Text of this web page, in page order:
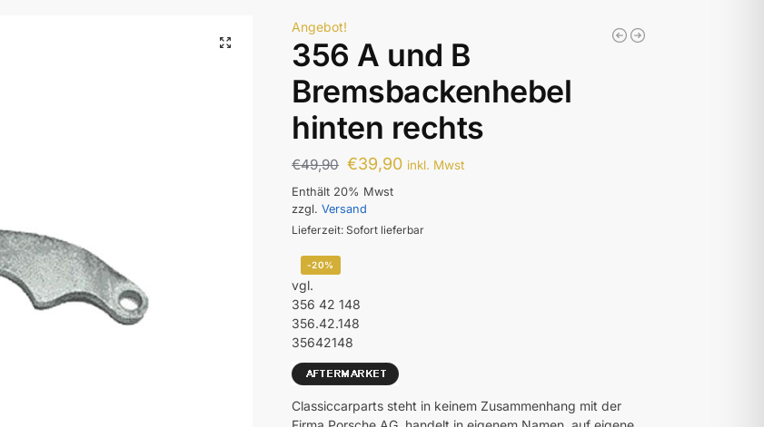
Angebot!
356 A und B
Bremsbackenhebel
hinten rechts
€49,90 €39,90 inkl. Mwst
Enthält 20% Mwst
zzgl.Versand
Lieferzeit: Sofort lieferbar
-20%
vgl.
356 42 148
356.42.148
35642148
Classiccarparts steht in keinem Zusammenhang mit der